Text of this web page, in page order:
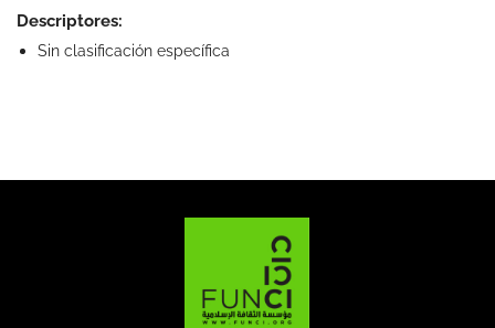
Descriptores:
Sin clasificación específica